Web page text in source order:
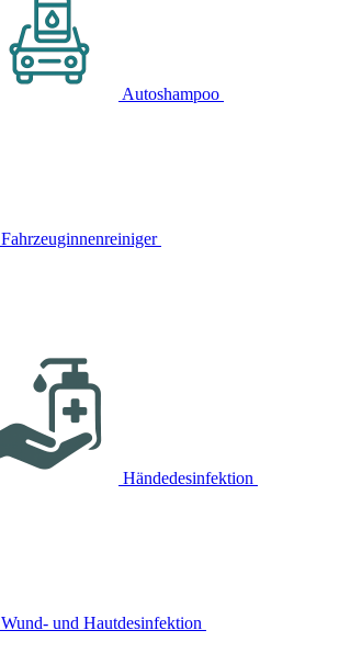
Autoshampoo
Fahrzeuginnenreiniger
Händedesinfektion
Wund- und Hautdesinfektion